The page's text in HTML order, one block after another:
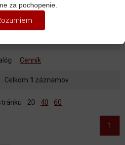
Cenník
Celkom 1 záznamov
20 40 60
1
za pochopenie.